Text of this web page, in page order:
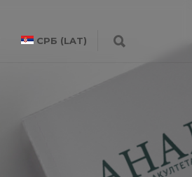
СРБ (LAT)